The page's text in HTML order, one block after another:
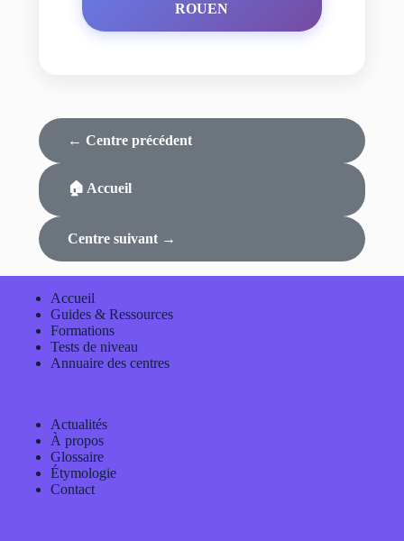
ROUEN
← Centre précédent
🏠 Accueil
Centre suivant →
Accueil
Guides & Ressources
Formations
Tests de niveau
Annuaire des centres
Actualités
À propos
Glossaire
Étymologie
Contact